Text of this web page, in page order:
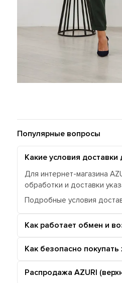
Популярные вопросы
Какие условия доставки
Для интернет-магазина
обработки и доставки
Подробные условия
Как работает обмен и
Как безопасно
Распродажа AZURI